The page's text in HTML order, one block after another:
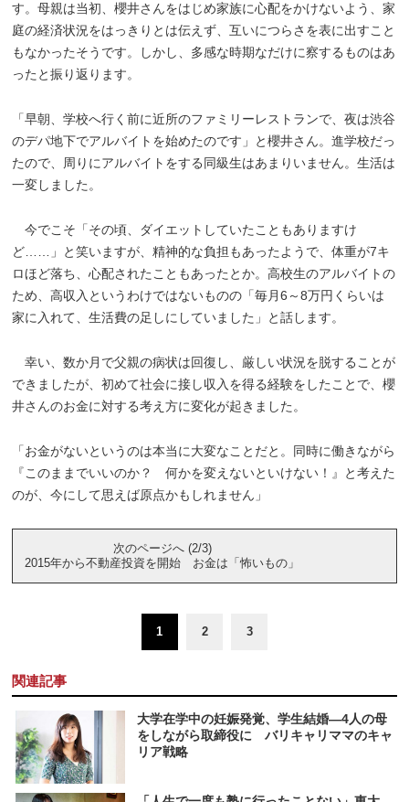
す。母親は当初、櫻井さんをはじめ家族に心配をかけないよう、家
庭の経済状況をはっきりとは伝えず、互いにつらさを表に出すこと
もなかったそうです。しかし、多感な時期なだけに察するものはあ
ったと振り返ります。
「早朝、学校へ行く前に近所のファミリーレストランで、夜は渋谷
のデパ地下でアルバイトを始めたのです」と櫻井さん。進学校だっ
たので、周りにアルバイトをする同級生はあまりいません。生活は
一変しました。
今でこそ「その頃、ダイエットしていたこともありますけ
ど……」と笑いますが、精神的な負担もあったようで、体重が7キ
ロほど落ち、心配されたこともあったとか。高校生のアルバイトの
ため、高収入というわけではないものの「毎月6～8万円くらいは
家に入れて、生活費の足しにしていました」と話します。
幸い、数か月で父親の病状は回復し、厳しい状況を脱することが
できましたが、初めて社会に接し収入を得る経験をしたことで、櫻
井さんのお金に対する考え方に変化が起きました。
「お金がないというのは本当に大変なことだと。同時に働きながら
『このままでいいのか？ 何かを変えないといけない！』と考えた
のが、今にして思えば原点かもしれません」
次のページへ (2/3)
2015年から不動産投資を開始 お金は「怖いもの」
1 2 3
関連記事
大学在学中の妊娠発覚、学生結婚―4人の母
をしながら取締役に バリキャリママのキャ
リア戦略